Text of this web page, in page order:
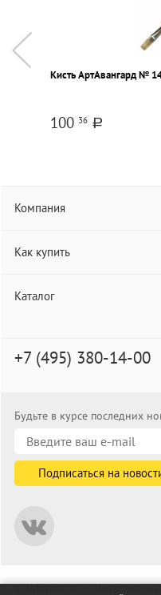
Кисть АртАвангард №
100 36 a
Компания
Как купить
Каталог
+7 (495) 380-14-00
Будьте в курсе последних
© informat.ru — Интернет-